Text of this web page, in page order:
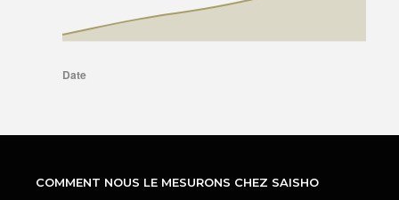
COMMENT NOUS LE MESURONS CHEZ SAISHO